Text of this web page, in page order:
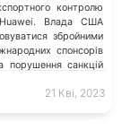
контролю
Huawei. Влада США
збройними
спонсорів
порушення санкцій
[…]
21 Кві, 2023